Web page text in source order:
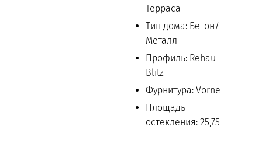
Терраса
Тип дома: Бетон/
Металл
Профиль: Rehau
Blitz
Фурнитура: Vorne
Площадь
остекления: 25,75